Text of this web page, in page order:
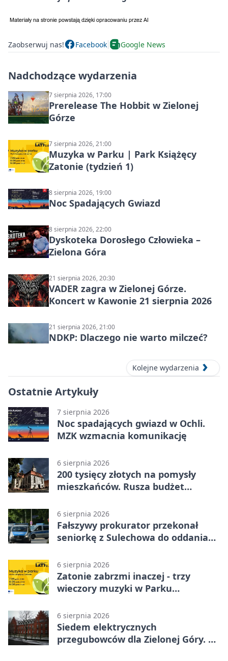
Zaobserwuj nas! Facebook Google News
Nadchodzące wydarzenia
7 sierpnia 2026, 17:00
Prerelease The Hobbit w Zielonej
Górze
7 sierpnia 2026, 21:00
Muzyka w Parku | Park Książęcy
Zatonie (tydzień 1)
8 sierpnia 2026, 19:00
Noc Spadających Gwiazd
8 sierpnia 2026, 22:00
Dyskoteka Dorosłego Człowieka –
Zielona Góra
21 sierpnia 2026, 20:30
VADER zagra w Zielonej Górze.
Koncert w Kawonie 21 sierpnia 2026
21 sierpnia 2026, 21:00
NDKP: Dlaczego nie warto milczeć?
Kolejne wydarzenia
Ostatnie Artykuły
7 sierpnia 2026
Noc spadających gwiazd w Ochli.
MZK wzmacnia komunikację
6 sierpnia 2026
200 tysięcy złotych na pomysły
mieszkańców. Rusza budżet
6 sierpnia 2026
Fałszywy prokurator przekonał
seniorkę z Sulechowa do oddania
6 sierpnia 2026
Zatonie zabrzmi inaczej - trzy
wieczory muzyki w Parku
6 sierpnia 2026
Siedem elektrycznych
przegubowców dla Zielonej Góry. To